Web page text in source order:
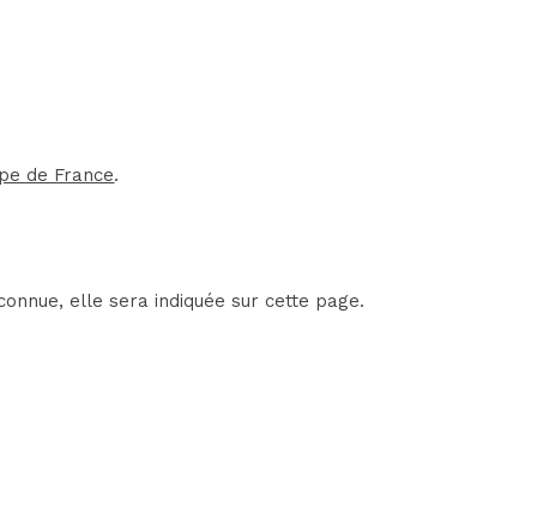
de France.
elle sera indiquée sur cette page.